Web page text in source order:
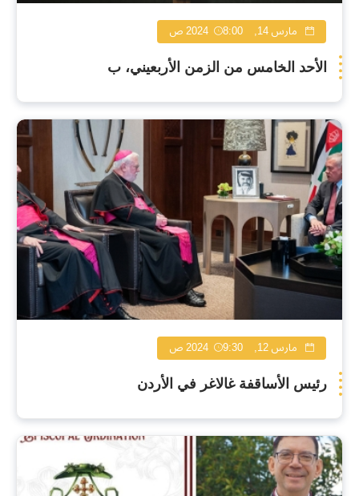
مارس 14, 2024 8:00 ص
الأحد الخامس من الزمن الأربعيني، ب
مارس 12, 2024 9:30 ص
رئيس الأساقفة غالاغر في الأردن